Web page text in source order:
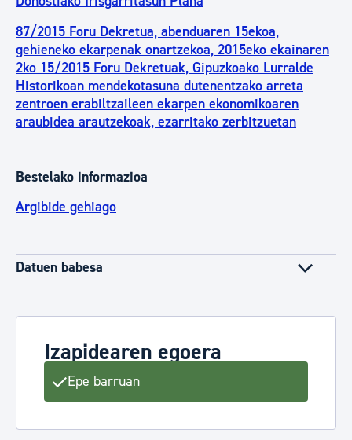
87/2015 Foru Dekretua, abenduaren 15ekoa,
gehieneko ekarpenak onartzekoa, 2015eko ekainaren
2ko 15/2015 Foru Dekretuak, Gipuzkoako Lurralde
Historikoan mendekotasuna dutenentzako arreta
zentroen erabiltzaileen ekarpen ekonomikoaren
araubidea arautzekoak, ezarritako zerbitzuetan
Bestelako informazioa
Argibide gehiago
Datuen babesa
Izapidearen egoera
Epe barruan